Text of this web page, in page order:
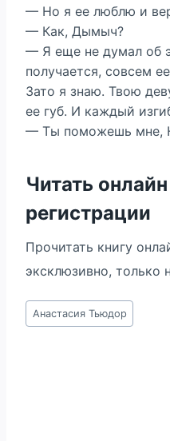
— Но я ее люблю и
— Как, Дымыч?
— Я еще не думал об
получается, совсем
Зато я знаю. Твою
ее губ. И каждый
— Ты поможешь мне,
Читать
регистрации
Прочитать книгу
эксклюзивно, только
Метки
записи:
Анастасия Тьюдор